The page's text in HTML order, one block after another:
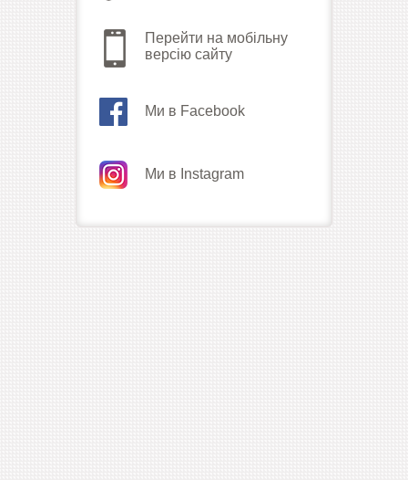
Перейти на мобільну
версію сайту
Ми в Facebook
Ми в Instagram